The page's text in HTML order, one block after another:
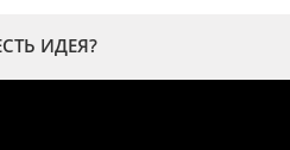
ИДЕЯ?